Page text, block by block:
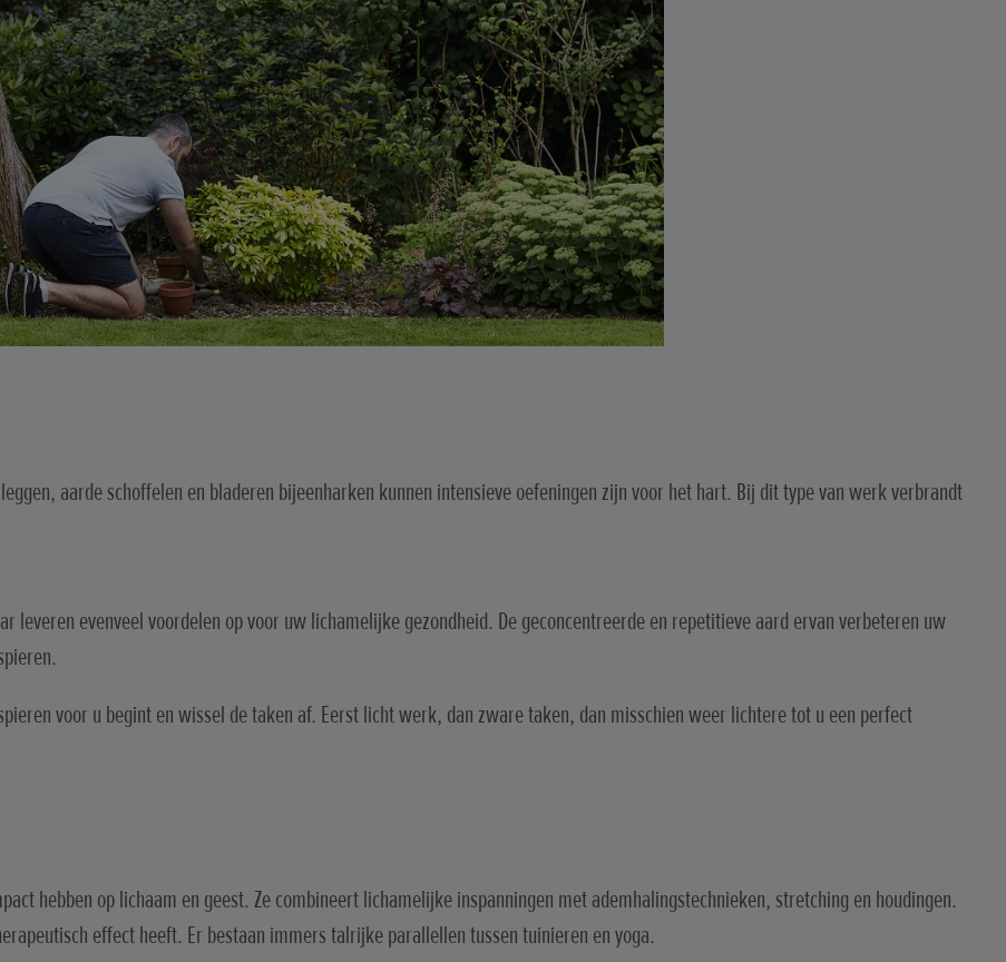
aarde schoffelen en bladeren bijeenharken kunnen intensieve oefeningen zijn voor het hart. Bij dit type van werk verbrandt
leveren evenveel voordelen op voor uw lichamelijke gezondheid. De geconcentreerde en repetitieve aard ervan verbeteren uw
voor u begint en wissel de taken af. Eerst licht werk, dan zware taken, dan misschien weer lichtere tot u een perfect
hebben op lichaam en geest. Ze combineert lichamelijke inspanningen met ademhalingstechnieken, stretching en houdingen.
effect heeft. Er bestaan immers talrijke parallellen tussen tuinieren en yoga.